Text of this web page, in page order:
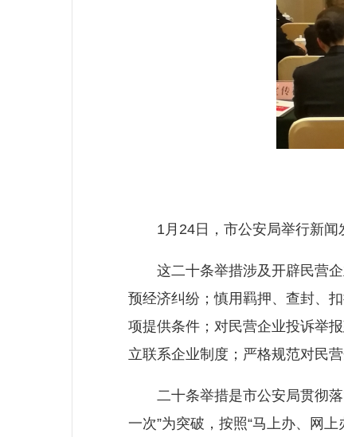
1月24日，市公安局举行新闻发
这二十条举措涉及开辟民营企
预经济纠纷；慎用羁押、查封、
项提供条件；对民营企业投诉举
立联系企业制度；严格规范对民
二十条举措是市公安局贯彻落
一次”为突破，按照“马上办、网